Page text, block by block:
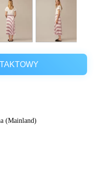
(Mainland)